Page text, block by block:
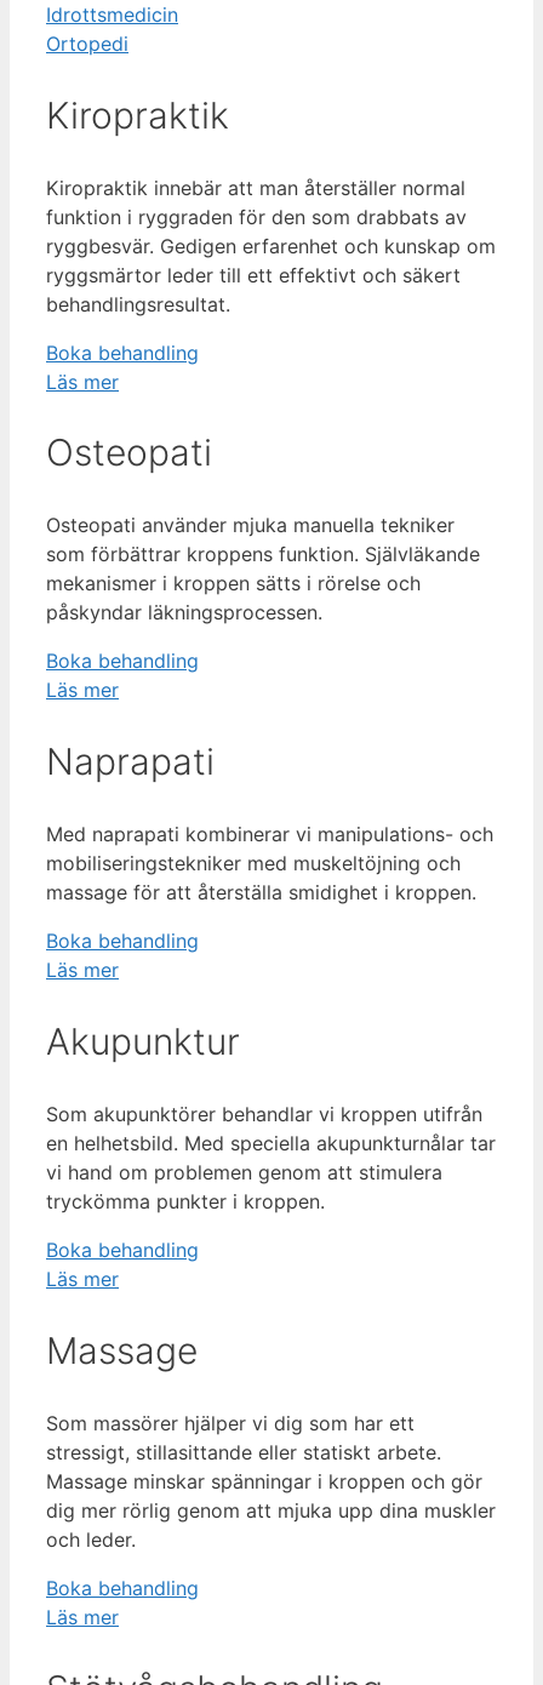
Idrottsmedicin
Ortopedi
Kiropraktik
Kiropraktik innebär att man återställer normal
funktion i ryggraden för den som drabbats av
ryggbesvär. Gedigen erfarenhet och kunskap om
ryggsmärtor leder till ett effektivt och säkert
behandlingsresultat.
Boka behandling
Läs mer
Osteopati
Osteopati använder mjuka manuella tekniker
som förbättrar kroppens funktion. Självläkande
mekanismer i kroppen sätts i rörelse och
påskyndar läkningsprocessen.
Boka behandling
Läs mer
Naprapati
Med naprapati kombinerar vi manipulations- och
mobiliseringstekniker med muskeltöjning och
massage för att återställa smidighet i kroppen.
Boka behandling
Läs mer
Akupunktur
Som akupunktörer behandlar vi kroppen utifrån
en helhetsbild. Med speciella akupunkturnålar tar
vi hand om problemen genom att stimulera
tryckömma punkter i kroppen.
Boka behandling
Läs mer
Massage
Som massörer hjälper vi dig som har ett
stressigt, stillasittande eller statiskt arbete.
Massage minskar spänningar i kroppen och gör
dig mer rörlig genom att mjuka upp dina muskler
och leder.
Boka behandling
Läs mer